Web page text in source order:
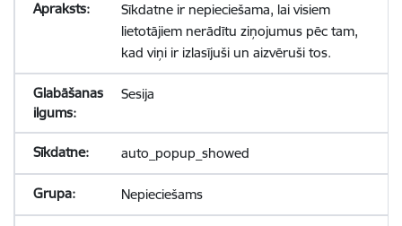
Sīkdatne ir nepieciešama, lai visiem
lietotājiem nerādītu ziņojumus pēc tam,
kad viņi ir izlasījuši un aizvēruši tos.
Sesija
auto_popup_showed
Nepieciešams